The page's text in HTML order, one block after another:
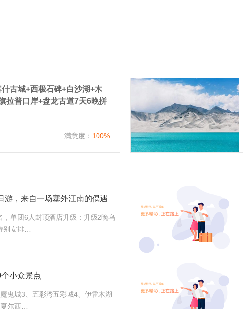
什古城+西极石碑+白沙湖+木
拉普口岸+盘龙古道7天6晚拼
满意度： 100%
游，来自一场塞外江南的偶遇
，单团6人封顶酒店升级：升级2晚乌
别安排…
小众景点
鬼城3、五彩湾五彩城4、伊雷木湖
尔西…